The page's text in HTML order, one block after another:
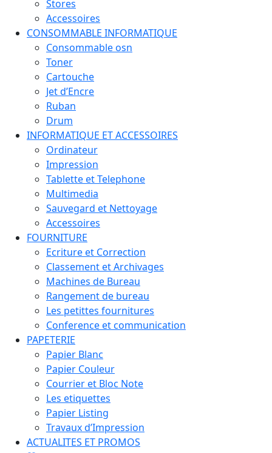
Stores
Accessoires
CONSOMMABLE INFORMATIQUE
Consommable osn
Toner
Cartouche
Jet d’Encre
Ruban
Drum
INFORMATIQUE ET ACCESSOIRES
Ordinateur
Impression
Tablette et Telephone
Multimedia
Sauvegard et Nettoyage
Accessoires
FOURNITURE
Ecriture et Correction
Classement et Archivages
Machines de Bureau
Rangement de bureau
Les petittes fournitures
Conference et communication
PAPETERIE
Papier Blanc
Papier Couleur
Courrier et Bloc Note
Les etiquettes
Papier Listing
Travaux d’Impression
ACTUALITES ET PROMOS